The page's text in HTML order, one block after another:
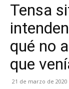
Tensa
qué no
que
21 de marzo de 2020